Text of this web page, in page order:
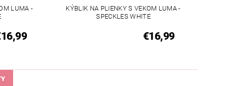
LUMA -
KÝBLIK NA PLIENKY S VEKOM LUMA -
SPECKLES WHITE
€16,99